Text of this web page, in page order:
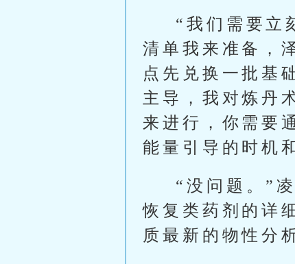
“我们需要立
清单我来准备，
点先兑换一批基
主导，我对炼丹
来进行，你需要
能量引导的时机
“没问题。”
恢复类药剂的详
质最新的物性分